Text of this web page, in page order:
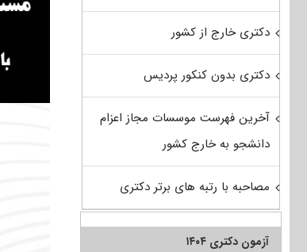
دکتری خارج از کشور
دکتری بدون کنکور پردیس
آخرین فهرست موسسات مجاز اعزام
دانشجو به خارج کشور
مصاحبه با رتبه های برتر دکتری
آزمون دکتری ۱۴۰۴